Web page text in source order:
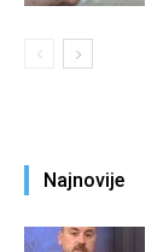
Najnovije